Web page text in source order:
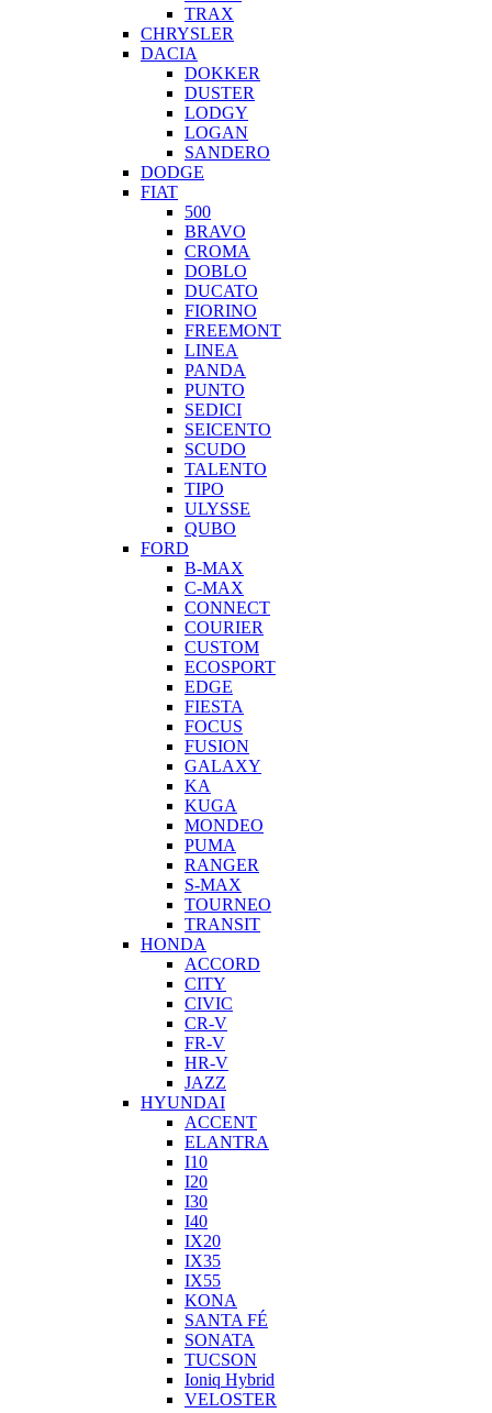
TRAX
CHRYSLER
DACIA
DOKKER
DUSTER
LODGY
LOGAN
SANDERO
DODGE
FIAT
500
BRAVO
CROMA
DOBLO
DUCATO
FIORINO
FREEMONT
LINEA
PANDA
PUNTO
SEDICI
SEICENTO
SCUDO
TALENTO
TIPO
ULYSSE
QUBO
FORD
B-MAX
C-MAX
CONNECT
COURIER
CUSTOM
ECOSPORT
EDGE
FIESTA
FOCUS
FUSION
GALAXY
KA
KUGA
MONDEO
PUMA
RANGER
S-MAX
TOURNEO
TRANSIT
HONDA
ACCORD
CITY
CIVIC
CR-V
FR-V
HR-V
JAZZ
HYUNDAI
ACCENT
ELANTRA
I10
I20
I30
I40
IX20
IX35
IX55
KONA
SANTA FÉ
SONATA
TUCSON
Ioniq Hybrid
VELOSTER